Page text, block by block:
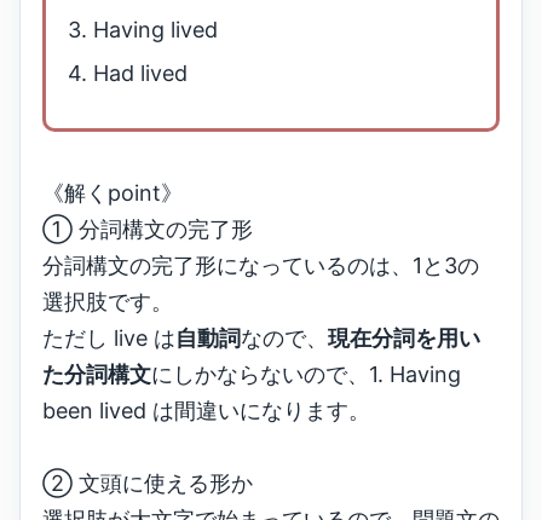
3. Having lived
4. Had lived
《解くpoint》
① 分詞構文の完了形
分詞構文の完了形になっているのは、1と3の
選択肢です。
ただし live は自動詞なので、 現在分詞を用い
た分詞構文にしかならないので、1. Having
been lived は間違いになります。
② 文頭に使える形か